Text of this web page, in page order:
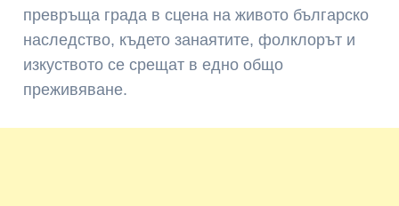
превръща града в сцена на живото българско
наследство, където занаятите, фолклорът и
изкуството се срещат в едно общо
преживяване.